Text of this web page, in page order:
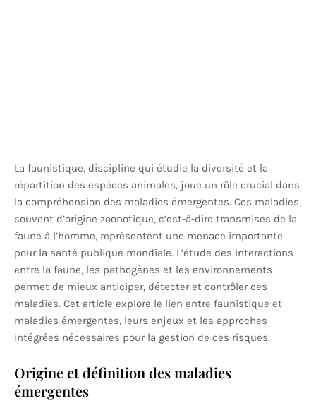
La faunistique, discipline qui étudie la diversité et la
répartition des espèces animales, joue un rôle crucial dans
la compréhension des maladies émergentes. Ces maladies,
souvent d’origine zoonotique, c’est-à-dire transmises de la
faune à l’homme, représentent une menace importante
pour la santé publique mondiale. L’étude des interactions
entre la faune, les pathogènes et les environnements
permet de mieux anticiper, détecter et contrôler ces
maladies. Cet article explore le lien entre faunistique et
maladies émergentes, leurs enjeux et les approches
intégrées nécessaires pour la gestion de ces risques.
Origine et définition des maladies
émergentes